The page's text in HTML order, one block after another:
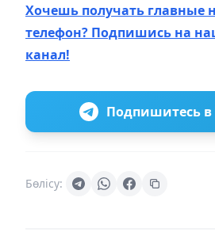
Хочешь получать главные
телефон? Подпишись на
канал!
Подпишитесь в
Бөлісу: